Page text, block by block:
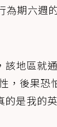
為期六週
該地區就
，後果恐
的是我的